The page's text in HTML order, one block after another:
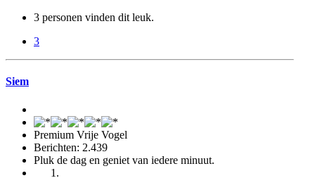
3 personen vinden dit leuk.
3
Siem
Premium Vrije Vogel
Berichten: 2.439
Pluk de dag en geniet van iedere minuut.